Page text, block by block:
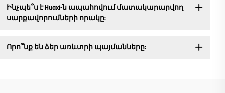
Ինչպե՞ս է Huaxi-ն ապահովում մատակարարվող
սարքավորումների որակը:
Որո՞նք են ձեր առևտրի պայմանները: